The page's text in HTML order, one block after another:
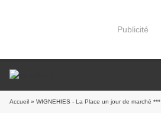
Publicité
Accueil » WIGNEHIES - La Place un jour de marché ***